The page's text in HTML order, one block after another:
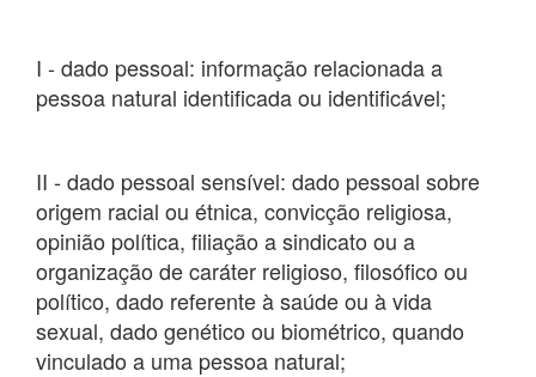
I - dado pessoal: informação relacionada a
pessoa natural identificada ou identificável;
II - dado pessoal sensível: dado pessoal sobre
origem racial ou étnica, convicção religiosa,
opinião política, filiação a sindicato ou a
organização de caráter religioso, filosófico ou
político, dado referente à saúde ou à vida
sexual, dado genético ou biométrico, quando
vinculado a uma pessoa natural;